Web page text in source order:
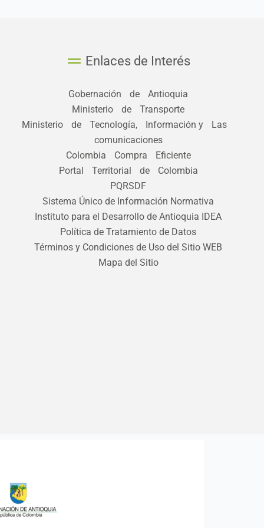
Enlaces de Interés
Gobernación de Antioquia
Ministerio de Transporte
Ministerio de Tecnología, Información y Las
comunicaciones
Colombia Compra Eficiente
Portal Territorial de Colombia
PQRSDF
Sistema Único de Información Normativa
Instituto para el Desarrollo de Antioquia IDEA
Política de Tratamiento de Datos
Términos y Condiciones de Uso del Sitio WEB
Mapa del Sitio